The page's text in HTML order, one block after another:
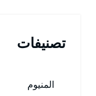
تصنيفات
المنيوم